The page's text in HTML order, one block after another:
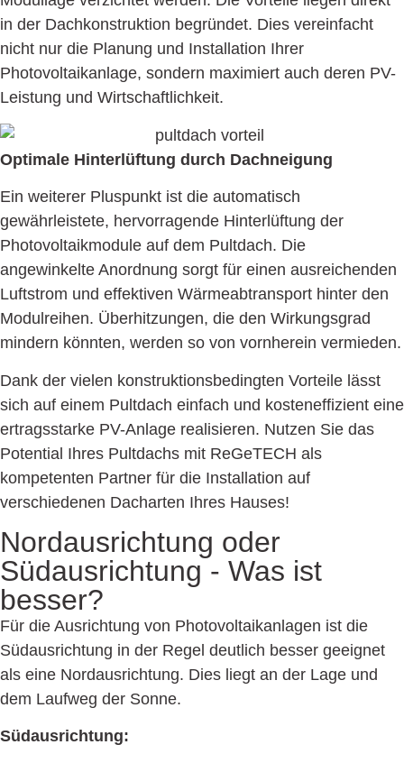
in der Dachkonstruktion begründet. Dies vereinfacht
nicht nur die Planung und Installation Ihrer
Photovoltaikanlage, sondern maximiert auch deren PV-
Leistung und Wirtschaftlichkeit.
Optimale Hinterlüftung durch Dachneigung
Ein weiterer Pluspunkt ist die automatisch
gewährleistete, hervorragende Hinterlüftung der
Photovoltaikmodule auf dem Pultdach. Die
angewinkelte Anordnung sorgt für einen ausreichenden
Luftstrom und effektiven Wärmeabtransport hinter den
Modulreihen. Überhitzungen, die den Wirkungsgrad
mindern könnten, werden so von vornherein vermieden.
Dank der vielen konstruktionsbedingten Vorteile lässt
sich auf einem Pultdach einfach und kosteneffizient eine
ertragsstarke PV-Anlage realisieren. Nutzen Sie das
Potential Ihres Pultdachs mit ReGeTECH als
kompetenten Partner für die Installation auf
verschiedenen Dacharten Ihres Hauses!
Nordausrichtung oder
Südausrichtung - Was ist
besser?
Für die Ausrichtung von Photovoltaikanlagen ist die
Südausrichtung in der Regel deutlich besser geeignet
als eine Nordausrichtung. Dies liegt an der Lage und
dem Laufweg der Sonne.
Südausrichtung: